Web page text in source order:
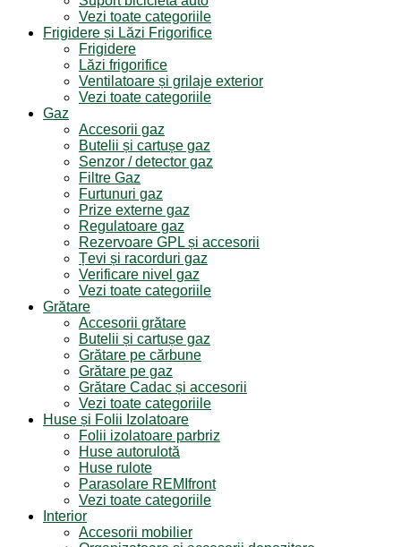
Vezi toate categoriile
Frigidere și Lăzi Frigorifice
Frigidere
Lăzi frigorifice
Ventilatoare și grilaje exterior
Vezi toate categoriile
Gaz
Accesorii gaz
Butelii și cartușe gaz
Senzor / detector gaz
Filtre Gaz
Furtunuri gaz
Prize externe gaz
Regulatoare gaz
Rezervoare GPL și accesorii
Țevi și racorduri gaz
Verificare nivel gaz
Vezi toate categoriile
Grătare
Accesorii grătare
Butelii și cartușe gaz
Grătare pe cărbune
Grătare pe gaz
Grătare Cadac și accesorii
Vezi toate categoriile
Huse și Folii Izolatoare
Folii izolatoare parbriz
Huse autorulotă
Huse rulote
Parasolare REMIfront
Vezi toate categoriile
Interior
Accesorii mobilier